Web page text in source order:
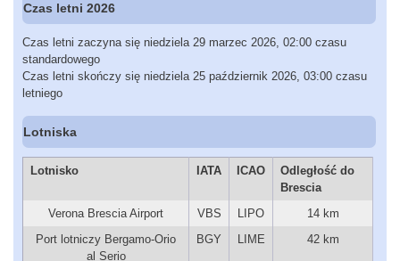
Czas letni 2026
Czas letni zaczyna się niedziela 29 marzec 2026, 02:00 czasu
standardowego
Czas letni skończy się niedziela 25 październik 2026, 03:00 czasu
letniego
Lotniska
Lotnisko IATA ICAO
Odległość do
Brescia
Verona Brescia Airport
VBS LIPO
14 km
Port lotniczy Bergamo-Orio
al Serio
BGY LIME 42 km